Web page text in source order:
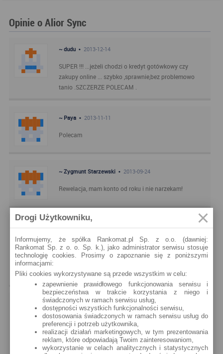
Opinie o Alior Sync
~ dudu • 2013-12-14
SUPER !!! ...jeżeli chodzi o kredyt gotówkowy czy
zakupy online ... szybko ,sprawnie,bez problemowo
tanio .SZCZERZE POLECAM .
~ Paya • 2013-11-11
Polecam
~ Zygmunt Starzewski • 2013-09-24
Rewelacja, mam konto od roku i nie narzekam!
Mam konto od roku i jestem zadowolony. Jak
wiadomo oferta zostala troche uszczuplona,
trudno. Wygoda i bezkosztowosc wygrywa!
~ Neymar • 2013-06-14
Poleca z czystym sumienie AliorSync darmowe
przelewy 0zł za karte 0 za wyciagi z bankomatu
zadnych problemów z bankiem przez pół roku
Drogi Użytkowniku,
Informujemy, że spółka Rankomat.pl Sp. z o.o. (dawniej:
Rankomat Sp. z o. o. Sp. k.), jako administrator serwisu stosuje
technologię cookies. Prosimy o zapoznanie się z poniższymi
informacjami:
Pliki cookies wykorzystywane są przede wszystkim w celu:
zapewnienie prawidłowego funkcjonowania serwisu i
bezpieczeństwa w trakcie korzystania z niego i
świadczonych w ramach serwisu usług,
dostępności wszystkich funkcjonalności serwisu,
dostosowania świadczonych w ramach serwisu usług do
preferencji i potrzeb użytkownika,
realizacji działań marketingowych, w tym prezentowania
reklam, które odpowiadają Twoim zainteresowaniom,
wykorzystanie w celach analitycznych i statystycznych